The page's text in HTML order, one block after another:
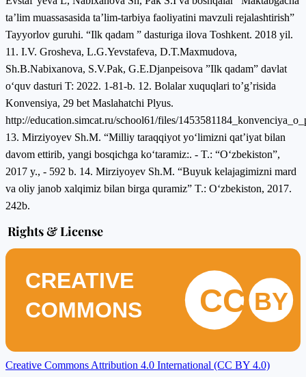
ta’lim muassasasida ta’lim-tarbiya faoliyatini mavzuli rejalashtirish”
Tayyorlov guruhi. “Ilk qadam ” dasturiga ilova Toshkent. 2018 yil.
11. I.V. Grоshevа, L.G.Yevstаfevа, D.T.Mаxmudоvа,
Sh.B.Nаbixаnоvа, S.V.Pаk, G.E.Djаnpeisоvа ”Ilk qаdаm” dаvlаt
о‘quv dаsturi T: 2022. 1-81-b. 12. Bolalar xuquqlari to’g’risida
Konvensiya, 29 bet Maslahatchi Plyus.
http://education.simcat.ru/school61/files/
13. Mirziyоyev Sh.M. “Milliy tаrаqqiyоt yо‘limizni qаt’iyаt bilаn
dаvоm ettirib, yаngi bоsqichgа kо‘tаrаmiz:. - T.: “О‘zbekistоn”,
2017 y., - 592 b. 14. Mirziyоyev Sh.M. “Buyuk kelаjаgimizni mаrd
vа оliy jаnоb xаlqimiz bilаn birgа qurаmiz” T.: О‘zbekistоn, 2017.
242b.
Rights & License
CREATIVE
COMMONS
CC BY
Creative Commons Attribution 4.0 International (CC BY 4.0)